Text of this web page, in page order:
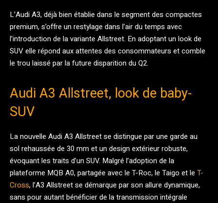
L’Audi A3, déjà bien établie dans le segment des compactes
premium, s’offre un restylage dans l’air du temps avec
l’introduction de la variante Allstreet. En adoptant un look de
SUV elle répond aux attentes des consommateurs et comble
le trou laissé par la future disparition du Q2.
Audi A3 Allstreet, look de baby-
SUV
La nouvelle Audi A3 Allstreet se distingue par une garde au
sol rehaussée de 30 mm et un design extérieur robuste,
évoquant les traits d’un SUV. Malgré l’adoption de la
plateforme MQB A0, partagée avec le T-Roc, le Taigo et le T-
Cross, l’A3 Allstreet se démarque par son allure dynamique,
sans pour autant bénéficier de la transmission intégrale